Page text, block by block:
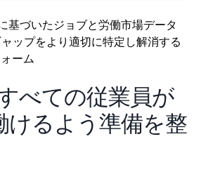
基づいたジョブと労働市場データ
ップをより適切に特定し解消する
ーム
べての従業員が
けるよう準備を整